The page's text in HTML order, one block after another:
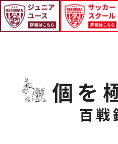
個を
百戦